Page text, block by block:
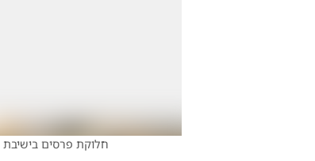
חלוקת פרסים בישיבת